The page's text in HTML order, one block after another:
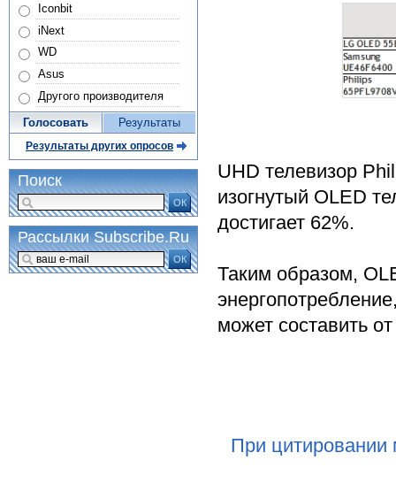
UHD телевизор
изогнутый OLED
достигает 62%.
Таким образом,
может составить
При цитировании
Iconbit
iNext
WD
Asus
Другого производителя
Голосовать Результаты
Результаты других опросов
Поиск
ОК
Рассылки Subscribe.Ru
ОК